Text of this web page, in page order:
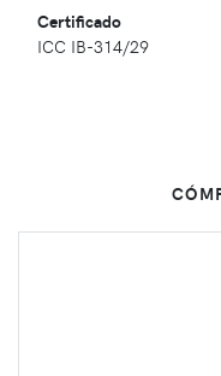
Certificado
ICC IB-314/29